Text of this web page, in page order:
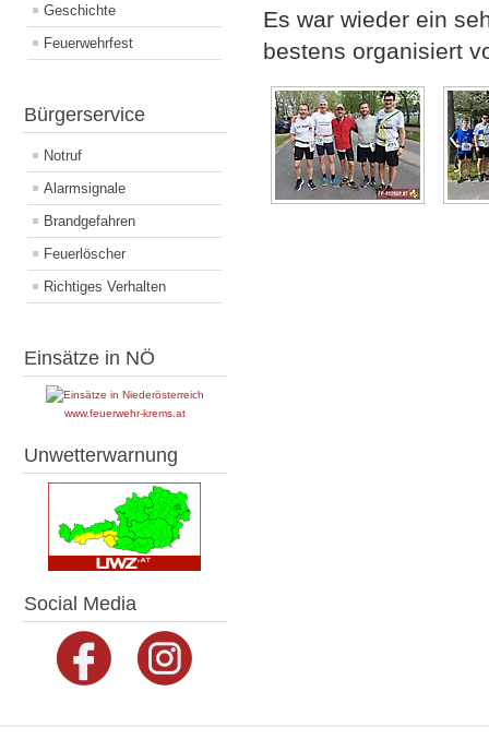
Geschichte
Feuerwehrfest
Bürgerservice
Notruf
Alarmsignale
Brandgefahren
Feuerlöscher
Richtiges Verhalten
Einsätze in NÖ
www.feuerwehr-krems.at
Unwetterwarnung
Social Media
Es war wieder ein
bestens organisiert